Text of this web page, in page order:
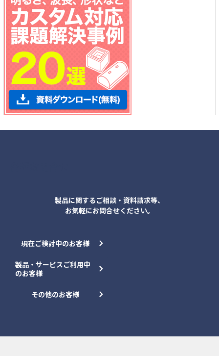
製品に関するご相談・資料請求等、
お気軽にお問合せください。
現在ご検討中のお客様
製品・サービスご利用中
のお客様
その他のお客様